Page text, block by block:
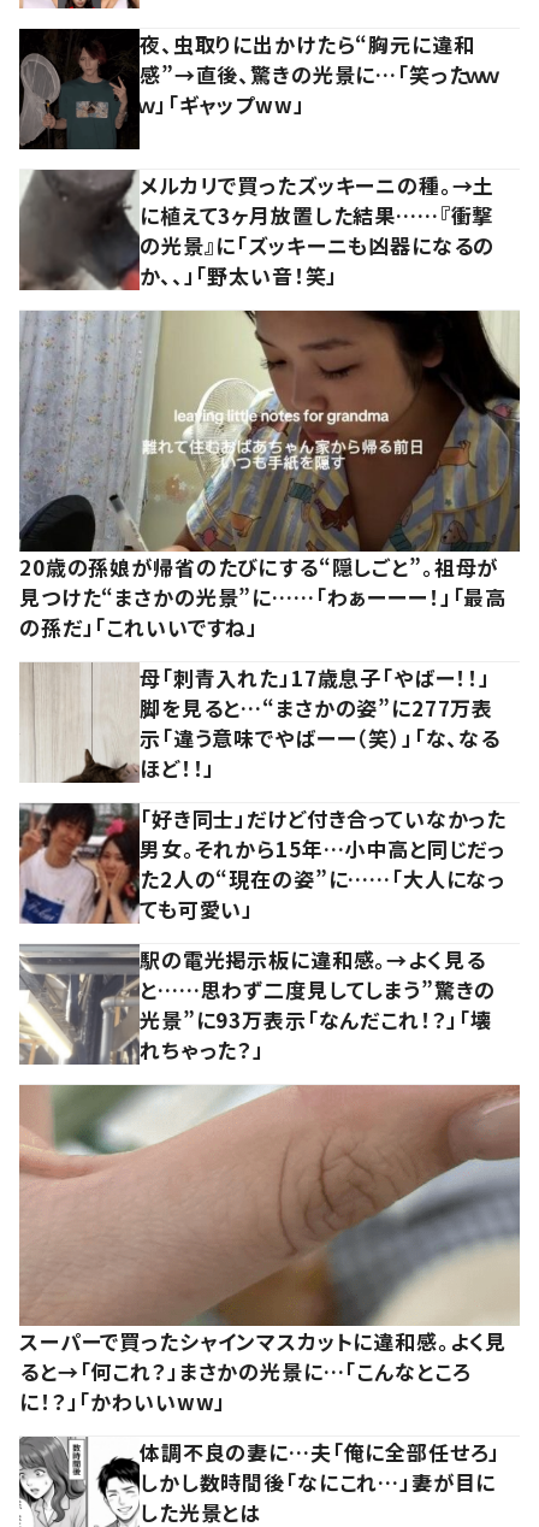
夜、虫取りに出かけたら“胸元に違和
感”→直後、驚きの光景に…「笑ったｗｗ
ｗ」「ギャップww」
メルカリで買ったズッキーニの種。→土
に植えて3ヶ月放置した結果……『衝撃
の光景』に「ズッキーニも凶器になるの
か、、」「野太い音！笑」
20歳の孫娘が帰省のたびにする“隠しごと”。祖母が
見つけた“まさかの光景”に……「わぁーーー！」「最高
の孫だ」「これいいですね」
母「刺青入れた」17歳息子「やばー！！」
脚を見ると…“まさかの姿”に277万表
示「違う意味でやばーー（笑）」「な、なる
ほど！！」
「好き同士」だけど付き合っていなかった
男女。それから15年…小中高と同じだっ
た2人の“現在の姿”に……「大人になっ
ても可愛い」
駅の電光掲示板に違和感。→よく見る
と……思わず二度見してしまう”驚きの
光景”に93万表示「なんだこれ！？」「壊
れちゃった？」
スーパーで買ったシャインマスカットに違和感。よく見
ると→「何これ？」まさかの光景に…「こんなところ
に！？」「かわいいww」
体調不良の妻に…夫「俺に全部任せろ」
しかし数時間後「なにこれ…」妻が目に
した光景とは